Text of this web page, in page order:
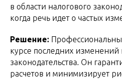
в области налогового
когда речь идет о частых
Решение:
курсе последних изменений
законодательства. Он
расчетов и минимизирует